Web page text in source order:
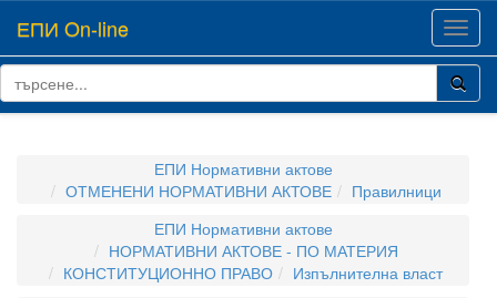
ЕПИ On-line
ЕПИ Нормативни актове
ОТМЕНЕНИ НОРМАТИВНИ АКТОВЕ
Правилници
ЕПИ Нормативни актове
НОРМАТИВНИ АКТОВЕ - ПО МАТЕРИЯ
КОНСТИТУЦИОННО ПРАВО
Изпълнителна власт